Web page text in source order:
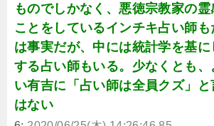
ものでしかなく、悪徳宗教家の
ことをしているインチキ占い師
は事実だが、中には統計学を基
する占い師もいる。少なくとも
い有吉に「占い師は全員クズ」
はない